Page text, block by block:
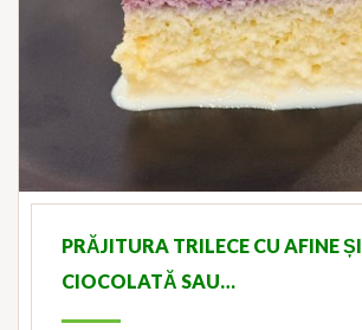
PRĂJITURA TRILECE CU AFINE ȘI
CIOCOLATĂ SAU…